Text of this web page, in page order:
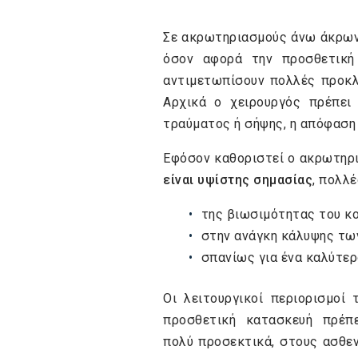
Σε ακρωτηριασμούς άνω
όσον αφορά την
αντιμετωπίσουν πολλές
Αρχικά ο χειρουργός
τραύματος ή σήψης, η απόφαση
Εφόσον καθοριστεί ο
είναι υψίστης σημασίας,
της βιωσιμότητας του
στην ανάγκη κάλυψης
σπανίως για ένα
Οι λειτουργικοί
προσθετική κατασκευή
πολύ προσεκτικά, στους